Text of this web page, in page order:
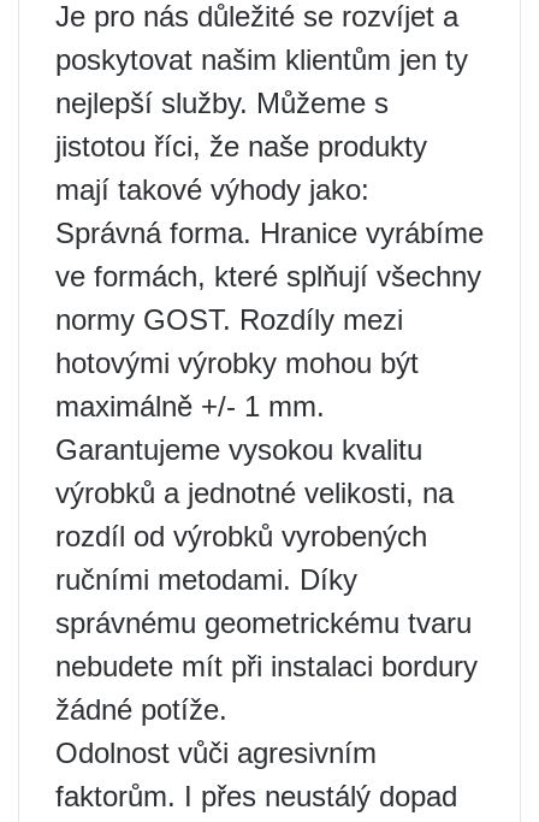
Je pro nás důležité se rozvíjet a
poskytovat našim klientům jen ty
nejlepší služby. Můžeme s
jistotou říci, že naše produkty
mají takové výhody jako:
Správná forma. Hranice vyrábíme
ve formách, které splňují všechny
normy GOST. Rozdíly mezi
hotovými výrobky mohou být
maximálně +/- 1 mm.
Garantujeme vysokou kvalitu
výrobků a jednotné velikosti, na
rozdíl od výrobků vyrobených
ručními metodami. Díky
správnému geometrickému tvaru
nebudete mít při instalaci bordury
žádné potíže.
Odolnost vůči agresivním
faktorům. I přes neustálý dopad